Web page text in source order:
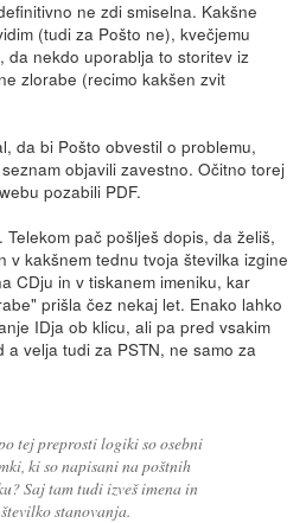
ne zdi smiselna. Kakšne
(tudi za Pošto ne), kvečjemu
da nekdo uporablja to storitev iz
zlorabe (recimo kakšen zvit
da bi Pošto obvestil o problemu,
objavili zavestno. Očitno torej
pozabili PDF.
pač pošlješ dopis, da želiš,
v kakšnem tednu tvoja številka izgine
CDju in v tiskanem imeniku, kar
prišla čez nekaj let. Enako lahko
IDja ob klicu, ali pa pred vsakim
a velja tudi za PSTN, ne samo za
tej preprosti logiki so osebni
ki so napisani na poštnih
Saj tam tudi izveš imena in
stanovanja.